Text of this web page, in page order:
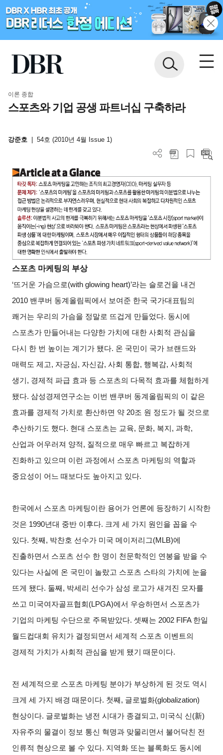
이론 종합
스포츠와 기업 공생 파트너십 구축하라
강준호 54호 (2010년 4월 Issue 1)
스포츠 마케팅의 부상
‘뜨거운 가슴으로(with glowing heart)’라는 슬로건을 내건
2010 밴쿠버 동계올림픽에서 보여준 한국 국가대표팀의
쾌거는 우리의 가슴을 정말로 뜨겁게 만들었다. 동시에
스포츠가 만들어내는 다양한 가치에 대한 사회적 관심을
다시 한 번 높이는 계기가 됐다. 온 국민이 국가 브랜드와
매력도 제고, 자긍심, 자신감, 사회 통합, 행복감, 사회적
생기, 경제적 파급 효과 등 스포츠의 다목적 효과를 체험하게
됐다. 삼성경제연구소는 이번 밴쿠버 동계올림픽의 이 같은
효과를 경제적 가치로 환산하면 약 20조 원 정도가 될 것으로
추산하기도 했다. 현대 스포츠는 교육, 문화, 복지, 과학,
산업과 어우러져 양적, 질적으로 매우 빠르고 복잡하게
진화하고 있으며 이런 과정에서 스포츠 마케팅의 역할과
중요성이 어느 때보다도 높아지고 있다.
한국에서 스포츠 마케팅이란 용어가 언론에 등장하기 시작한
것은 1990년대 중반 이후다. 크게 세 가지 원인을 꼽을 수
있다. 첫째, 박찬호 선수가 미국 메이저리그(MLB)에
진출하면서 스포츠 선수 한 명이 천문학적인 연봉을 받을 수
있다는 사실에 온 국민이 놀랐고 스포츠 스타의 가치에 눈을
뜨게 됐다. 둘째, 박세리 선수가 삼성 로고가 새겨진 모자를
쓰고 미국여자골프협회(LPGA)에서 우승하면서 스포츠가
기업의 마케팅 수단으로 주목받았다. 셋째는 2002 FIFA 한일
월드컵대회 유치가 결정되면서 세계적 스포츠 이벤트의
경제적 가치가 사회적 관심을 받게 됐기 때문이다.
전 세계적으로 스포츠 마케팅 분야가 부상하게 된 것도 역시
크게 세 가지 배경 때문이다. 첫째, 글로벌화(globalization)
현상이다. 글로벌화는 냉전 시대가 종결되고, 미국식 신(新)
자유주의 물결이 정보 통신 혁명과 맞물리면서 불어닥친 전
인류적 현상으로 볼 수 있다. 지역화 또는 블록화도 동시에